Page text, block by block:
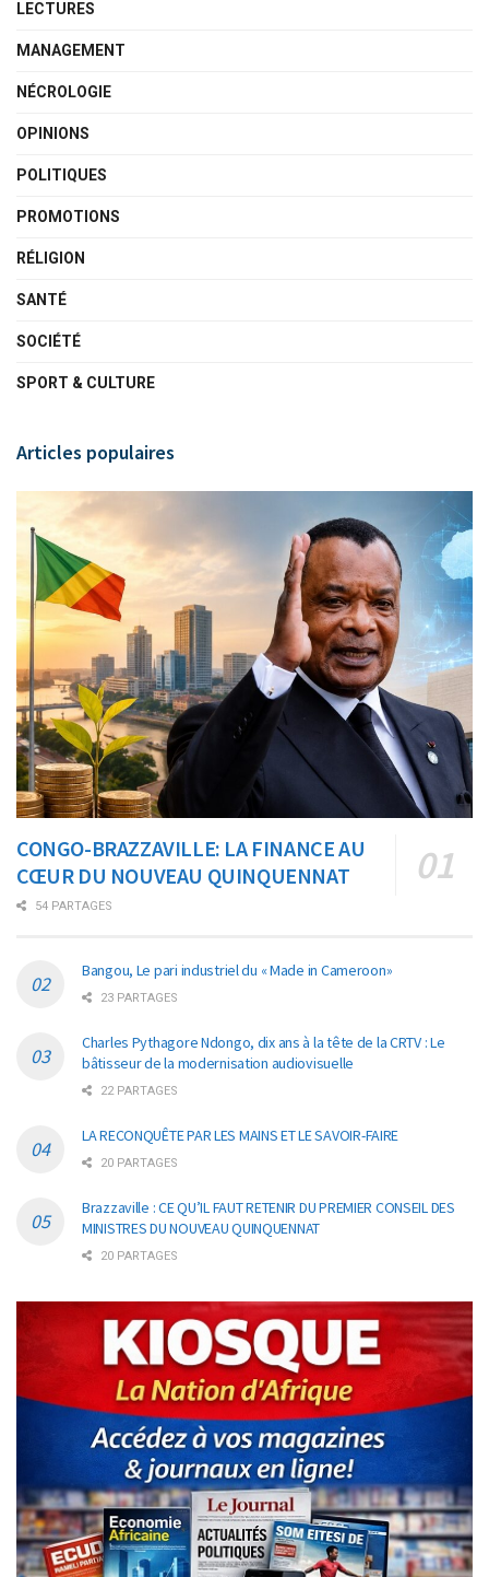
LECTURES
MANAGEMENT
NÉCROLOGIE
OPINIONS
POLITIQUES
PROMOTIONS
RÉLIGION
SANTÉ
SOCIÉTÉ
SPORT & CULTURE
Articles populaires
CONGO-BRAZZAVILLE: LA FINANCE AU
CŒUR DU NOUVEAU QUINQUENNAT
54 PARTAGES
Bangou, Le pari industriel du « Made in Cameroon»
23 PARTAGES
Charles Pythagore Ndongo, dix ans à la tête de la CRTV : Le
bâtisseur de la modernisation audiovisuelle
22 PARTAGES
LA RECONQUÊTE PAR LES MAINS ET LE SAVOIR-FAIRE
20 PARTAGES
Brazzaville : CE QU’IL FAUT RETENIR DU PREMIER CONSEIL DES
MINISTRES DU NOUVEAU QUINQUENNAT
20 PARTAGES